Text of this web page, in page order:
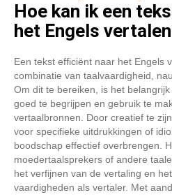
Hoe kan ik een
het Engels
Een tekst efficiënt naar het Engels
combinatie van taalvaardigheid,
Om dit te bereiken, is het
goed te begrijpen en gebruik te
vertaalbronnen. Door creatief te
voor specifieke uitdrukkingen of
boodschap effectief overbrengen.
moedertaalsprekers of andere
het verfijnen van de vertaling en
vaardigheden als vertaler. Met